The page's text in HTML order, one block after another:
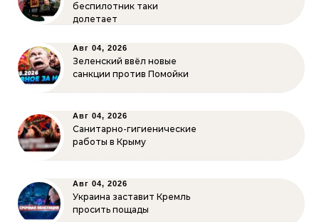
беспилотник таки
долетает
Авг 04, 2026
Зеленский ввёл новые
санкции против Помойки
Авг 04, 2026
Санитарно-гигиенические
работы в Крыму
Авг 04, 2026
Украина заставит Кремль
просить пощады